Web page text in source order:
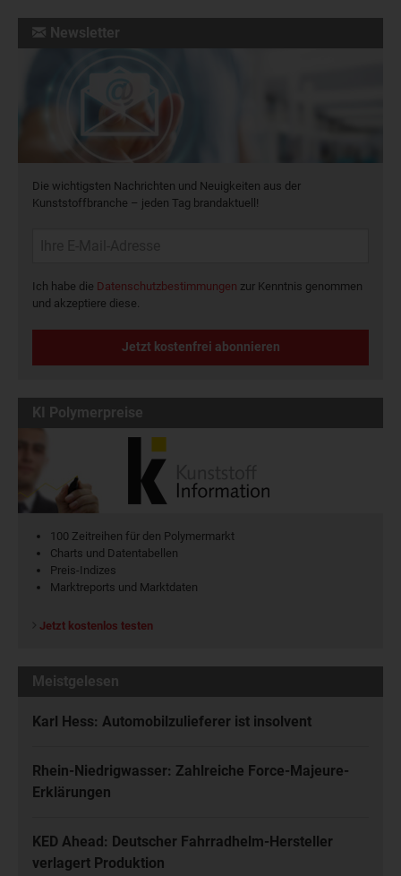
Newsletter
Die wichtigsten Nachrichten und Neuigkeiten aus der
Kunststoffbranche – jeden Tag brandaktuell!
Ich habe die Datenschutzbestimmungen zur Kenntnis genommen
und akzeptiere diese.
Jetzt kostenfrei abonnieren
KI Polymerpreise
100 Zeitreihen für den Polymermarkt
Charts und Datentabellen
Preis-Indizes
Marktreports und Marktdaten
Jetzt kostenlos testen
Meistgelesen
Karl Hess: Automobilzulieferer ist insolvent
Rhein-Niedrigwasser: Zahlreiche Force-Majeure-
Erklärungen
KED Ahead: Deutscher Fahrradhelm-Hersteller
verlagert Produktion